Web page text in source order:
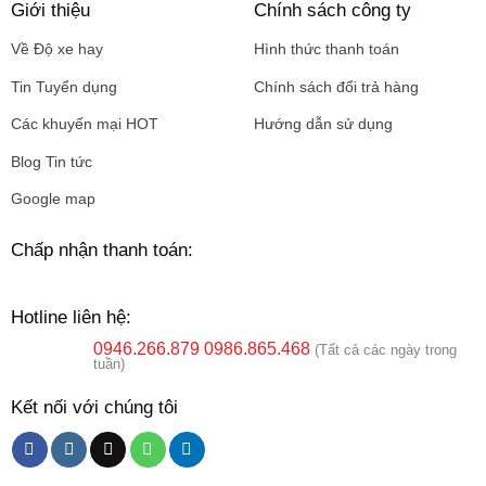
Giới thiệu
Về Độ xe hay
Tin Tuyển dụng
Các khuyến mại HOT
Blog Tin tức
Google map
Chính sách công ty
Hình thức thanh toán
Chính sách đổi trả hàng
Hướng dẫn sử dụng
Chấp nhận thanh toán:
Hotline liên hệ:
0946.266.879 0986.865.468 (Tất cả các ngày trong
tuần)
Kết nối với chúng tôi